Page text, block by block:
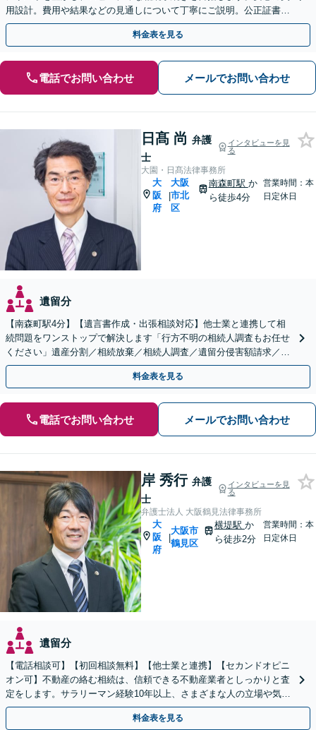
用設計。費用や結果などの見通しについて丁寧にご説明。公正証書遺
言や遺言執行人にも対応。【初回相談無料】【当日相談可】
料金表を見る
電話でお問い合わせ メールでお問い合わせ
日髙 尚 弁護
士
インタビューを見
る
大園・日髙法律事務所
大
阪
府
|
大阪
市北
区
南森町駅 か
ら徒歩4分
営業時間：本
日定休日
遺留分
【南森町駅4分】【遺言書作成・出張相談対応】他士業と連携して相
続問題をワンストップで解決します「行方不明の相続人調査もお任せ
ください」遺産分割／相続放棄／相続人調査／遺留分侵害額請求／登
記など【休日・夜間面談可】【分割払い対応】
料金表を見る
電話でお問い合わせ メールでお問い合わせ
岸 秀行 弁護
士
インタビューを見
る
弁護士法人 大阪鶴見法律事務所
大
阪
府
|
大阪市
鶴見区
横堤駅 か
ら徒歩2分
営業時間：本
日定休日
遺留分
【電話相談可】【初回相談無料】【他士業と連携】【セカンドオピニ
オン可】不動産の絡む相続は、信頼できる不動産業者としっかりと査
定をします。サラリーマン経験10年以上、さまざまな人の立場や気持
ちが分かります。遺産分割や相続放棄もお任せください。
料金表を見る